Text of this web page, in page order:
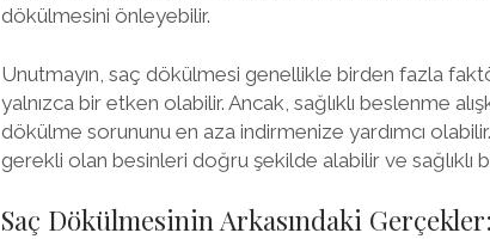
dökülmesini önleyebilir.
Unutmayın, saç dökülmesi genellikle birden fazla
yalnızca bir etken olabilir. Ancak, sağlıklı beslenme
dökülme sorununu en aza indirmenize yardımcı
gerekli olan besinleri doğru şekilde alabilir ve sağlıklı
Saç Dökülmesinin Arkasındaki